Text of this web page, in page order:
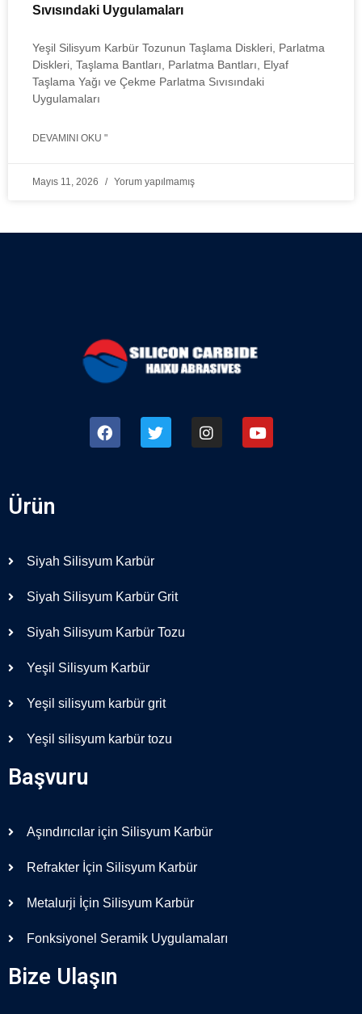
Sıvısındaki Uygulamaları
Yeşil Silisyum Karbür Tozunun Taşlama Diskleri, Parlatma
Diskleri, Taşlama Bantları, Parlatma Bantları, Elyaf
Taşlama Yağı ve Çekme Parlatma Sıvısındaki
Uygulamaları
DEVAMINI OKU "
Mayıs 11, 2026 Yorum yapılmamış
Ürün
Siyah Silisyum Karbür
Siyah Silisyum Karbür Grit
Siyah Silisyum Karbür Tozu
Yeşil Silisyum Karbür
Yeşil silisyum karbür grit
Yeşil silisyum karbür tozu
Başvuru
Aşındırıcılar için Silisyum Karbür
Refrakter İçin Silisyum Karbür
Metalurji İçin Silisyum Karbür
Fonksiyonel Seramik Uygulamaları
Bize Ulaşın